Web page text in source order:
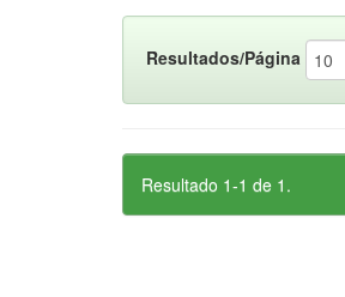
Resultados/Página
Resultado 1-1 de 1.